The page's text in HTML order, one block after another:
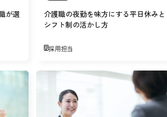
が選
介護職の夜勤を味方にする平日休みと
シフト制の活かし方
採用担当